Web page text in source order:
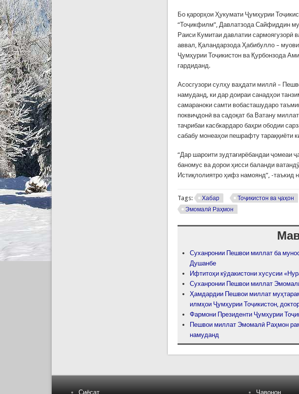
Бо қарорҳои Ҳукумати Ҷумҳурии
“Тоҷикфилм”, Давлатзода Сайфиддин
Раиси Кумитаи давлатии
аввал, Қаландарзода Ҳабибулло –
Ҷумҳурии Тоҷикистон ва Қурбонзода
гардиданд.
Асосгузори сулҳу ваҳдати миллӣ –
намуданд, ки дар доираи санадҳои
самараноки самти вобасташударо
поквиҷдонӣ ва садоқат ба Ватану
таҷрибаи касбкардаро баҳри ободии
сабабу монеаҳои пешрафту тараққиёти
“Дар шароити зудтағирёбандаи ҷомеаи
баномус ва дорои ҳисси баланди
Истиқлолиятро ҳифз намоянд”, -
Tags: Хабар Тоҷикистон ва ҷаҳон
Эмомалӣ Раҳмон
Суханронии Пешвои миллат ба
Душанбе
Ифтитоҳи кӯдакистони хусусии
Суханронии Пешвои миллат
Ҳамдардии Пешвои миллат
илмҳои Ҷумҳурии Тоҷикистон,
Фармони Президенти Ҷумҳурии
Пешвои миллат Эмомалӣ Раҳмон
намуданд
Сиёсат Ҷавонон